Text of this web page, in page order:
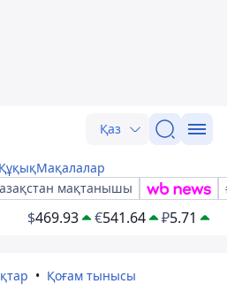
Қаз
ҚұқықМақалалар
мақтанышы
$469.93 €541.64 ₽5.71
Қоғам тынысы